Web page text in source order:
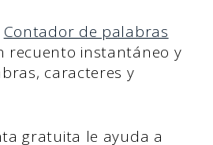
Contador de palabras
recuento instantáneo y
caracteres y
gratuita le ayuda a